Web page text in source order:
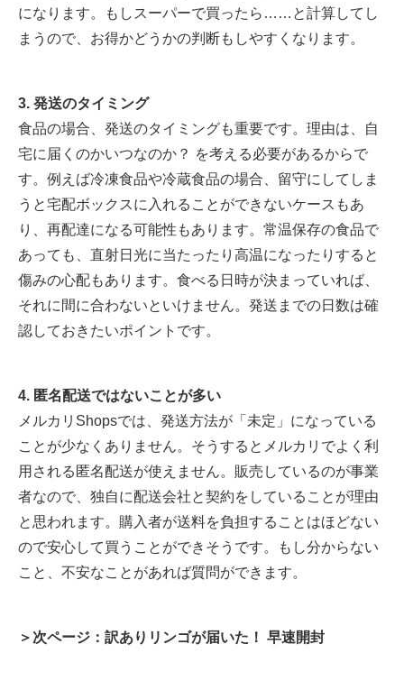
になります。もしスーパーで買ったら……と計算してし
まうので、お得かどうかの判断もしやすくなります。
3. 発送のタイミング
食品の場合、発送のタイミングも重要です。理由は、自
宅に届くのかいつなのか？ を考える必要があるからで
す。例えば冷凍食品や冷蔵食品の場合、留守にしてしま
うと宅配ボックスに入れることができないケースもあ
り、再配達になる可能性もあります。常温保存の食品で
あっても、直射日光に当たったり高温になったりすると
傷みの心配もあります。食べる日時が決まっていれば、
それに間に合わないといけません。発送までの日数は確
認しておきたいポイントです。
4. 匿名配送ではないことが多い
メルカリShopsでは、発送方法が「未定」になっている
ことが少なくありません。そうするとメルカリでよく利
用される匿名配送が使えません。販売しているのが事業
者なので、独自に配送会社と契約をしていることが理由
と思われます。購入者が送料を負担することはほどない
ので安心して買うことができそうです。もし分からない
こと、不安なことがあれば質問ができます。
＞次ページ：訳ありリンゴが届いた！ 早速開封